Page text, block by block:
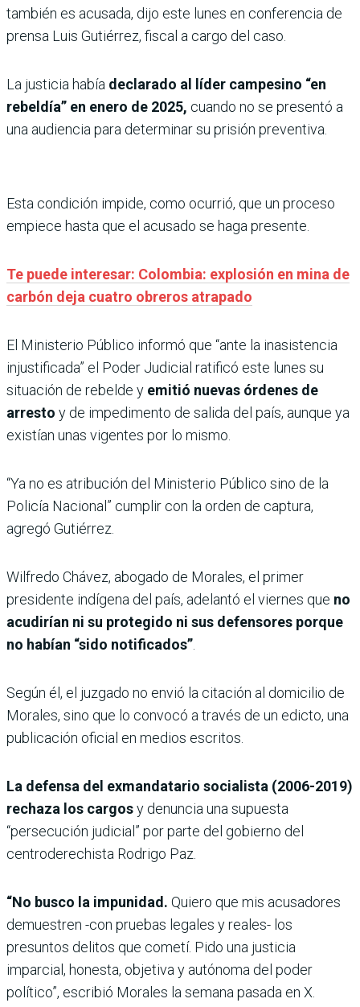
también es acusada, dijo este lunes en conferencia de
prensa Luis Gutiérrez, fiscal a cargo del caso.
La justicia había declarado al líder campesino “en
rebeldía” en enero de 2025, cuando no se presentó a
una audiencia para determinar su prisión preventiva.
Esta condición impide, como ocurrió, que un proceso
empiece hasta que el acusado se haga presente.
Te puede interesar: Colombia: explosión en mina de
carbón deja cuatro obreros atrapado
El Ministerio Público informó que “ante la inasistencia
injustificada” el Poder Judicial ratificó este lunes su
situación de rebelde y emitió nuevas órdenes de
arresto y de impedimento de salida del país, aunque ya
existían unas vigentes por lo mismo.
“Ya no es atribución del Ministerio Público sino de la
Policía Nacional” cumplir con la orden de captura,
agregó Gutiérrez.
Wilfredo Chávez, abogado de Morales, el primer
presidente indígena del país, adelantó el viernes que no
acudirían ni su protegido ni sus defensores porque
no habían “sido notificados”
Según él, el juzgado no envió la citación al domicilio de
Morales, sino que lo convocó a través de un edicto, una
publicación oficial en medios escritos.
La defensa del exmandatario socialista (2006-2019)
rechaza los cargosy denuncia una supuesta
“persecución judicial” por parte del gobierno del
centroderechista Rodrigo Paz.
“No busco la impunidad. Quiero que mis acusadores
demuestren -con pruebas legales y reales- los
presuntos delitos que cometí. Pido una justicia
imparcial, honesta, objetiva y autónoma del poder
político”, escribió Morales la semana pasada en X.